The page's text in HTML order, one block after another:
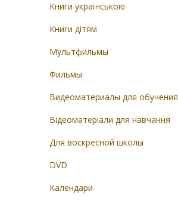
Книги українською
Книги дітям
Мультфильмы
Фильмы
Видеоматериалы для обучения
Відеоматеріали для навчання
Для воскресной школы
DVD
Календари